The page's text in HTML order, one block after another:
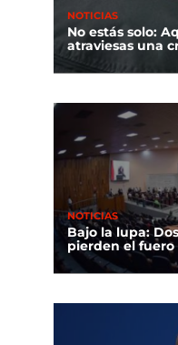
NOTICIAS
No estás solo:
atraviesas una
NOTICIAS
Bajo la lupa:
pierden el fuero